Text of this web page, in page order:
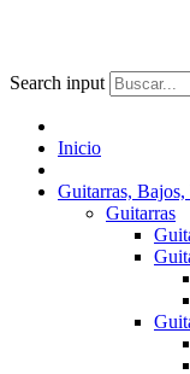
Search input
Inicio
Guitarras,
Guitarras